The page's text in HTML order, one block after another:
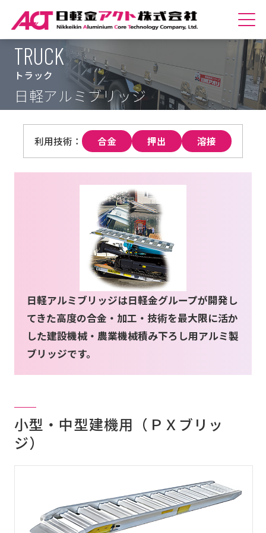
お問い合わせ
ホームへ
会社紹介
商品紹介
技術紹介
サステナビリティ
TRUCK
トラック
日軽アルミブリッジ
合金 押出 溶接
日軽アルミブリッジは日軽金グループが開発し
てきた高度の合金・加工・技術を最大限に活か
した建設機械・農業機械積み下ろし用アルミ製
ブリッジです。
小型・中型建機用（ＰＸブリッ
ジ）